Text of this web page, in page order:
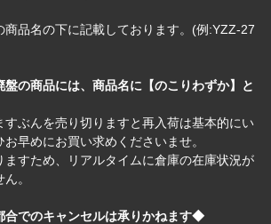
品名の下に記載しております。(例:YZZ-27
の商品には、商品名に【のこりわずか】と
すぶんを売り切りますと再入荷は基本的にい
早めにお買い求めくださいませ。
すため、リアルタイムに倉庫の在庫状況が
。
でのキャンセルは承りかねます◆